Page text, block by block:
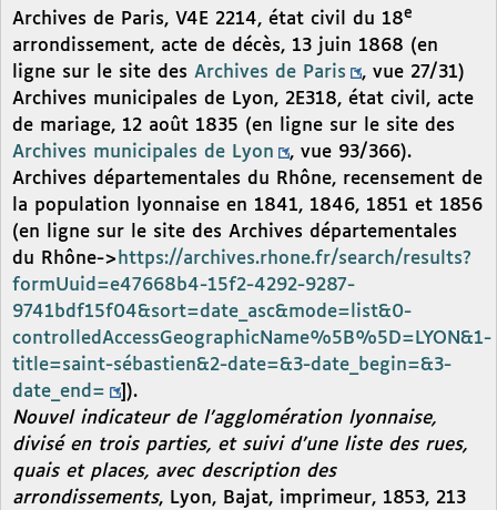
Archives de Paris, V4E 2214, état civil du 18e
arrondissement, acte de décès, 13 juin 1868 (en
ligne sur le site des Archives de Paris
, vue 27/31)
Archives municipales de Lyon, 2E318, état civil, acte
de mariage, 12 août 1835 (en ligne sur le site des
Archives municipales de Lyon
, vue 93/366).
Archives départementales du Rhône, recensement de
la population lyonnaise en 1841, 1846, 1851 et 1856
(en ligne sur le site des Archives départementales
du Rhône->https://archives.rhone.fr/search/results?
formUuid=e47668b4-15f2-4292-9287-
9741bdf15f04&sort=date_asc&mode=list&0-
controlledAccessGeographicName%5B%5D=LYON&1-
title=saint-sébastien&2-date=&3-date_begin=&3-
date_end=
]).
Nouvel indicateur de l’agglomération lyonnaise,
divisé en trois parties, et suivi d’une liste des rues,
quais et places, avec description des
arrondissements, Lyon, Bajat, imprimeur, 1853, 213